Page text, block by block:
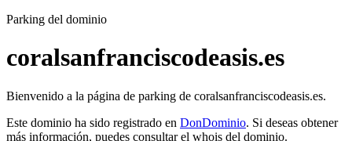
Parking del dominio
coralsanfranciscodeasis.es
Bienvenido a la página de parking de coralsanfranciscodeasis.es.
Este dominio ha sido registrado en DonDominio. Si deseas obtener
más información, puedes consultar el whois del dominio.